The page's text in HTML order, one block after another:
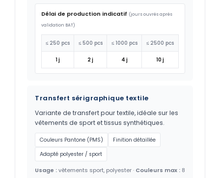
Délai de production indicatif (jours ouvrés après
validation BAT)
≤ 250 pcs ≤ 500 pcs ≤ 1000 pcs ≤ 2500 pcs
1 j 2 j 4 j 10 j
Transfert sérigraphique textile
Variante de transfert pour textile, idéale sur les
vêtements de sport et tissus synthétiques.
Couleurs Pantone (PMS)
Finition détaillée
Adapté polyester / sport
Usage :vêtements sport, polyester · Couleurs max : 8